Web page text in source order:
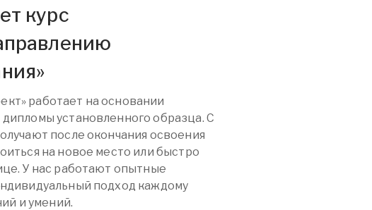
курс
работает на основании
установленного образца. С
после окончания освоения
на новое место или быстро
У нас работают опытные
подход каждому
и умений.